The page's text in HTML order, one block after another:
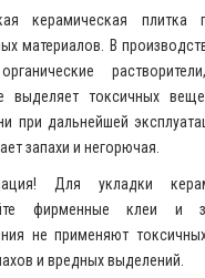
керамическая плитка
материалов. В
выделяет токсичных
при дальнейшей
запахи и негорючая.
Для укладки
фирменные клеи и
не применяют
и вредных выделений.